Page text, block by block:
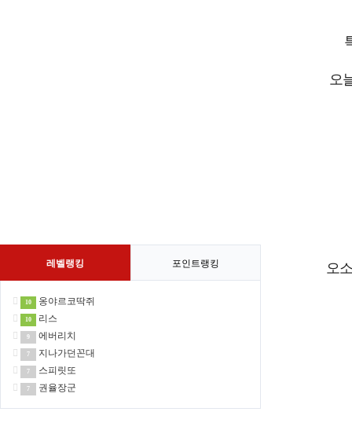
오
오
레벨랭킹 포인트랭킹
10 옹야르코딱쥐
10 리스
9 에버리치
7 지나가던꼰대
7 스피릿또
7 권율장군